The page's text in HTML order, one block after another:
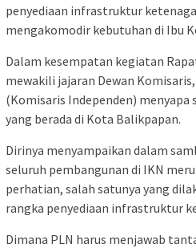
penyediaan infrastruktur
mengakomodir kebutuhan di Ibu
Dalam kesempatan kegiatan
mewakili jajaran Dewan
(Komisaris Independen) menyapa
yang berada di Kota Balikpapan.
Dirinya menyampaikan dalam
seluruh pembangunan di IKN
perhatian, salah satunya yang
rangka penyediaan infrastruktur
Dimana PLN harus menjawab